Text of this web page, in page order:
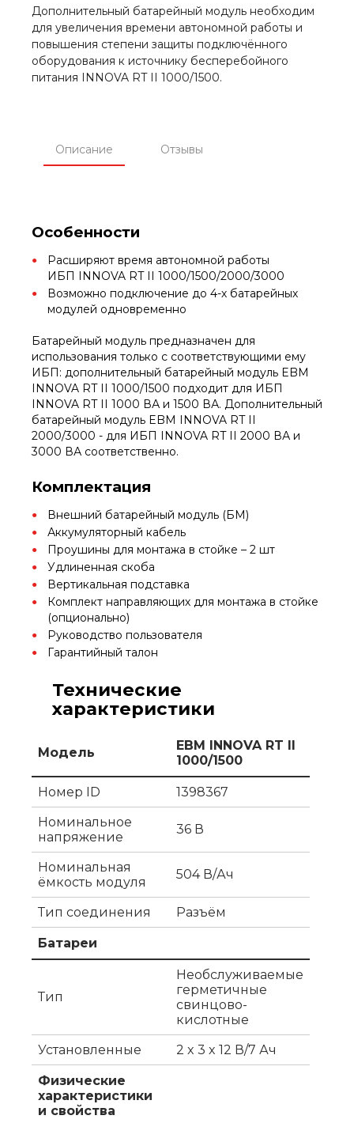
Дополнительный батарейный модуль необходим
для увеличения времени автономной работы и
повышения степени защиты подключённого
оборудования к источнику бесперебойного
питания INNOVA RT II 1000/1500.
Описание Отзывы
Особенности
Расширяют время автономной работы
ИБП INNOVA RT II 1000/1500/2000/3000
Возможно подключение до 4-х батарейных
модулей одновременно
Батарейный модуль предназначен для
использования только с соответствующими ему
ИБП: дополнительный батарейный модуль EBM
INNOVA RT II 1000/1500 подходит для ИБП
INNOVA RT II 1000 ВА и 1500 ВА. Дополнительный
батарейный модуль EBM INNOVA RT II
2000/3000 - для ИБП INNOVA RT II 2000 ВА и
3000 ВА соответственно.
Комплектация
Внешний батарейный модуль (БМ)
Аккумуляторный кабель
Проушины для монтажа в стойке – 2 шт
Удлиненная скоба
Вертикальная подставка
Комплект направляющих для монтажа в стойке
(опционально)
Руководство пользователя
Гарантийный талон
Технические
характеристики
Модель
EBM INNOVA RT II
1000/1500
Номер ID
1398367
Номинальное
напряжение
36 В
Номинальная
ёмкость модуля
504 В/Ач
Тип соединения Разъём
Батареи
Тип
Необслуживаемые
герметичные
свинцово-
кислотные
Установленные
2 x 3 x 12 В/7 Ач
Физические
характеристики
и свойства